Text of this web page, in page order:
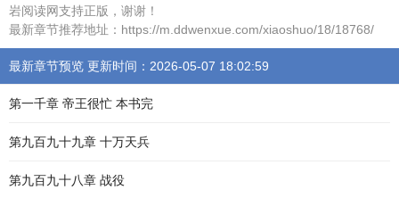
岩阅读网支持正版，谢谢！
最新章节推荐地址：https://m.ddwenxue.com/xiaoshuo/18/18768/
最新章节预览 更新时间：2026-05-07 18:02:59
第一千章 帝王很忙 本书完
第九百九十九章 十万天兵
第九百九十八章 战役